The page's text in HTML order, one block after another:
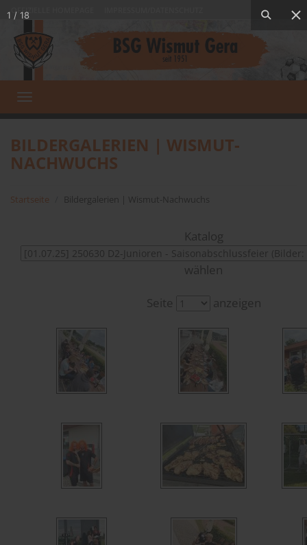
OFFIZIELLE HOMEPAGE
Toggle
navigation
BILDERGALERIEN | WISMUT-
NACHWUCHS
Startseite Bildergalerien | Wismut-Nachwuchs
Katalog
wählen
Seite
anzeigen
1 / 18